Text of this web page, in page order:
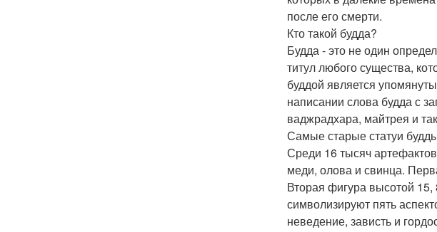
после его смерти.
Кто такой будда?
Будда - это не один
титул любого существа,
буддой является
написании слова будда с
ваджрадхара, майтрея и
Самые старые статуи
Среди 16 тысяч
меди, олова и свинца.
Вторая фигура высотой 15,
символизируют пять
неведение, зависть и